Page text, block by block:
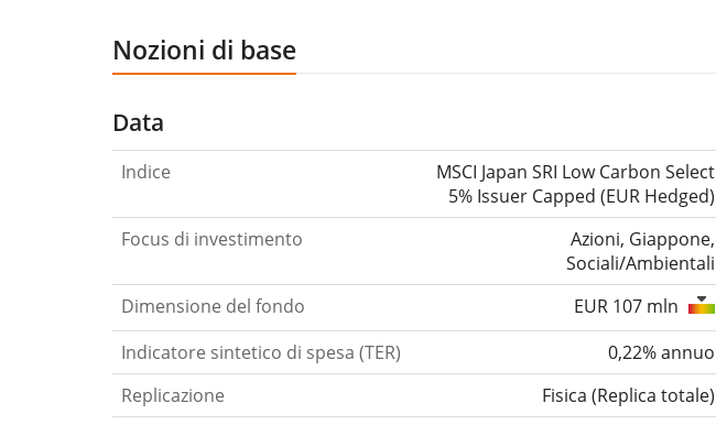
Nozioni di base
Data
Indice
MSCI Japan SRI Low Carbon Select
5% Issuer Capped (EUR Hedged)
Focus di investimento
Azioni, Giappone,
Sociali/Ambientali
Dimensione del fondo
EUR 107 mln
Indicatore sintetico di spesa (TER)
0,22% annuo
Replicazione
Fisica (Replica totale)